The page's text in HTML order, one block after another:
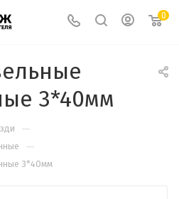
0
3*40мм
—
—
3*40мм